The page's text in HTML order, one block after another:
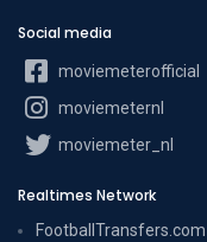
Social media
moviemeterofficial
moviemeternl
moviemeter_nl
Realtimes Network
FootballTransfers.com